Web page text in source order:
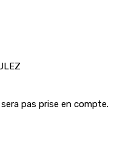
pas prise en compte.